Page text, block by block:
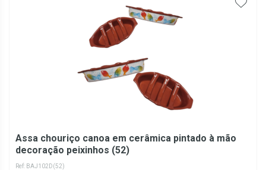
Assa chouriço canoa em cerâmica pintado à mão
decoração peixinhos (52)
Ref: BAJ102D(52)